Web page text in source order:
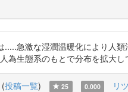
急激な湿潤温暖化により人
為生態系のもとで分布を拡大
(投稿一覧) 25 0.000 リ